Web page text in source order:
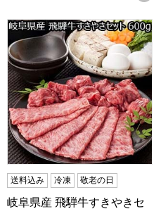
岐阜県産 飛騨牛すきやきセッ
送料込み 冷凍 敬老の日
岐阜県産 飛騨牛すきやきセ